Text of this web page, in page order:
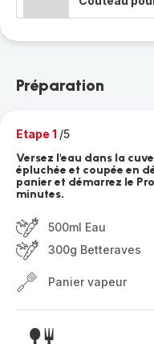
Préparation
Etape 1 /5
Versez l'eau dans la
épluchée et coupée en
panier et démarrez le
minutes.
500ml Eau
300g Betteraves
Panier vapeur